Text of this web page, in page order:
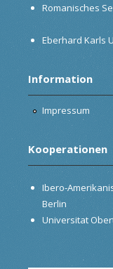
Romanisches
Eberhard Karls
Information
Impressum
Kooperationen
Ibero-
Berlin
Universitat